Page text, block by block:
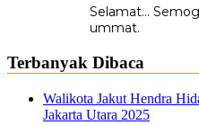
Selamat...
ummat.
Terbanyak Dibaca
Walikota Jakut Hendra
Jakarta Utara 2025